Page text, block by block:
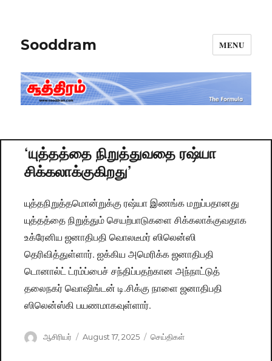
Sooddram MENU
‘யுத்தத்தை நிறுத்துவதை ரஷ்யா
சிக்கலாக்குகிறது’
யுத்தநிறுத்தமொன்றுக்கு ரஷ்யா இணங்க மறுப்பதானது
யுத்தத்தை நிறுத்தும் செயற்பாடுகளை சிக்கலாக்குவதாக
உக்ரேனிய ஜனாதிபதி வொலடீமர் ஸிலென்ஸி
தெரிவித்துள்ளார். ஐக்கிய அமெரிக்க ஜனாதிபதி
டொனால்ட் ட்ரம்ப்பைச் சந்திப்பதற்கான அந்நாட்டுத்
தலைநகர் வொஷிங்டன் டி.சிக்கு நாளை ஜனாதிபதி
ஸிலென்ஸ்கி பயணமாகவுள்ளார்.
Author
ஆசிரியர்
Posted
August 17, 2025 Categories
செய்திகள்